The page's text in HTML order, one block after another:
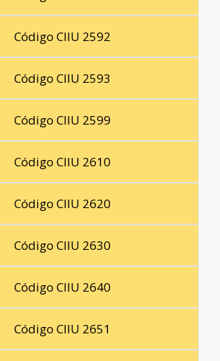
Código CIIU 2592
Código CIIU 2593
Código CIIU 2599
Código CIIU 2610
Código CIIU 2620
Código CIIU 2630
Código CIIU 2640
Código CIIU 2651